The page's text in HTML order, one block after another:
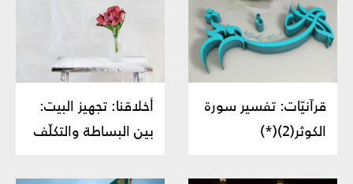
قرآنيّات: تفسير سورة
الكوثر(2)(*)
أخلاقنا: تجهيز البيت:
بين البساطة والتكلّف